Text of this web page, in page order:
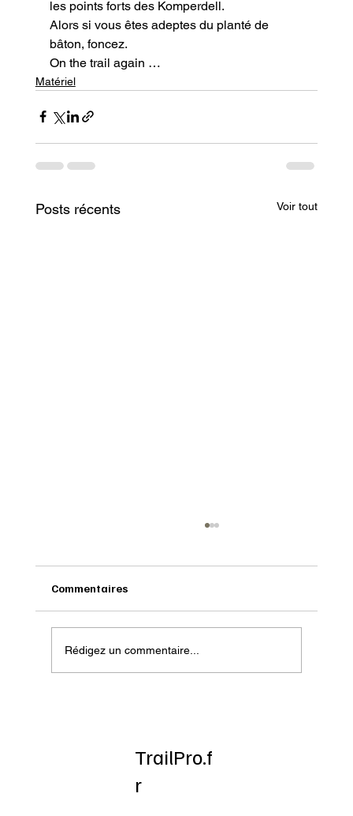
les points forts des Komperdell.
Alors si vous êtes adeptes du planté de
bâton, foncez.
On the trail again …
Matériel
Posts récents Voir tout
Onatera : Pour affronter l’hiver
Commentaires
Rédigez un commentaire...
TrailPro.f
r